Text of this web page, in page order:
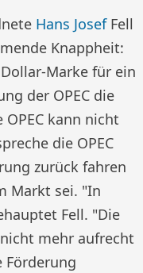
Hans JosefFell
Knappheit:
Marke für ein
der OPEC die
kann nicht
die OPEC
zurück fahren
Markt sei. "In
Fell. "Die
mehr aufrecht
Förderung